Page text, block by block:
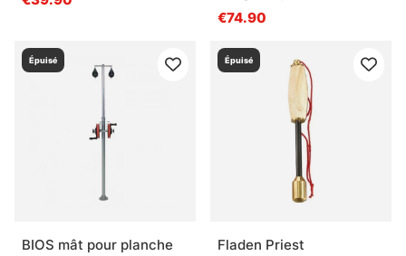
€74.90
Épuisé
BIOS mât pour planche
Épuisé
Fladen Priest